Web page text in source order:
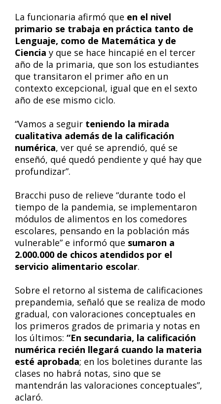
La funcionaria afirmó que en el nivel
primario se trabaja en práctica tanto de
Lenguaje, como de Matemática y de
Ciencia y que se hace hincapié en el tercer
año de la primaria, que son los estudiantes
que transitaron el primer año en un
contexto excepcional, igual que en el sexto
año de ese mismo ciclo.
“Vamos a seguir teniendo la mirada
cualitativa además de la calificación
numérica, ver qué se aprendió, qué se
enseñó, qué quedó pendiente y qué hay que
profundizar”.
Bracchi puso de relieve “durante todo el
tiempo de la pandemia, se implementaron
módulos de alimentos en los comedores
escolares, pensando en la población más
vulnerable” e informó que sumaron a
2.000.000 de chicos atendidos por el
servicio alimentario escolar.
Sobre el retorno al sistema de calificaciones
prepandemia, señaló que se realiza de modo
gradual, con valoraciones conceptuales en
los primeros grados de primaria y notas en
los últimos: “En secundaria, la calificación
numérica recién llegará cuando la materia
esté aprobada; en los boletines durante las
clases no habrá notas, sino que se
mantendrán las valoraciones conceptuales”,
aclaró.